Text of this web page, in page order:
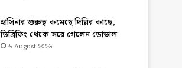
হাসিনার গুরুত্ব কমেছে দিল্লির কাছে,
ডিব্রিফিং থেকে সরে গেলেন ডোভাল
৬ August ২০২৬